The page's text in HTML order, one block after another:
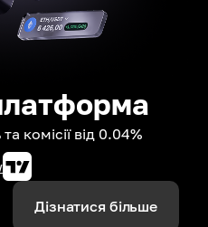
комісії від 0.04%
Дізнатися більше